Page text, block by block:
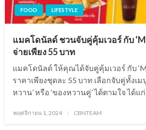
FOOD LIFESTYLE
แมคโดนัลด์ ชวนจับคู่คุ้มเวอร์ กับ
จ่ายเพียง 55 บาท
แมคโดนัลด์ ให้คุณได้จับคู่คุ้มเวอร์ กับ
ราคาเพียงชุดละ 55 บาท เลือกจับคู่ทั้งเม
หวาน’ หรือ ‘ของหวานคู่’ ได้ตามใจ ได้แก่
Posted
พฤศจิกายน 1, 2024 CBNTEAM